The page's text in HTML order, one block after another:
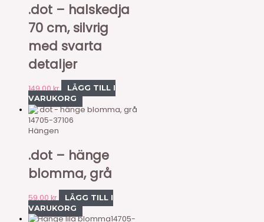
.dot – halskedja
70 cm, silvrig
med svarta
detaljer
149,00kr
LÄGG TILL I
VARUKORG
14705-37106
Hängen
.dot – hänge
blomma, grå
59,00 kr
LÄGG TILL I
VARUKORG
14705-